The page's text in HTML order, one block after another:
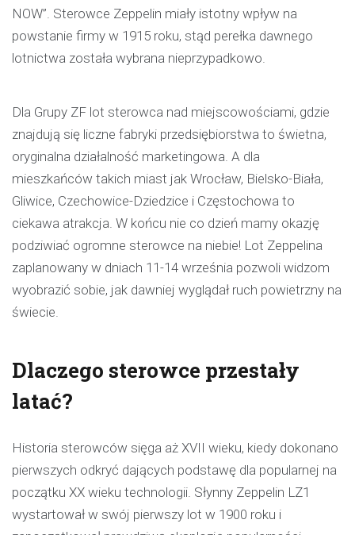
NOW”. Sterowce Zeppelin miały istotny wpływ na
powstanie firmy w 1915 roku, stąd perełka dawnego
lotnictwa została wybrana nieprzypadkowo.
Dla Grupy ZF lot sterowca nad miejscowościami, gdzie
znajdują się liczne fabryki przedsiębiorstwa to świetna,
oryginalna działalność marketingowa. A dla
mieszkańców takich miast jak Wrocław, Bielsko-Biała,
Gliwice, Czechowice-Dziedzice i Częstochowa to
ciekawa atrakcja. W końcu nie co dzień mamy okazję
podziwiać ogromne sterowce na niebie! Lot Zeppelina
zaplanowany w dniach 11-14 września pozwoli widzom
wyobrazić sobie, jak dawniej wyglądał ruch powietrzny na
świecie.
Dlaczego sterowce przestały
latać?
Historia sterowców sięga aż XVII wieku, kiedy dokonano
pierwszych odkryć dających podstawę dla popularnej na
początku XX wieku technologii. Słynny Zeppelin LZ1
wystartował w swój pierwszy lot w 1900 roku i